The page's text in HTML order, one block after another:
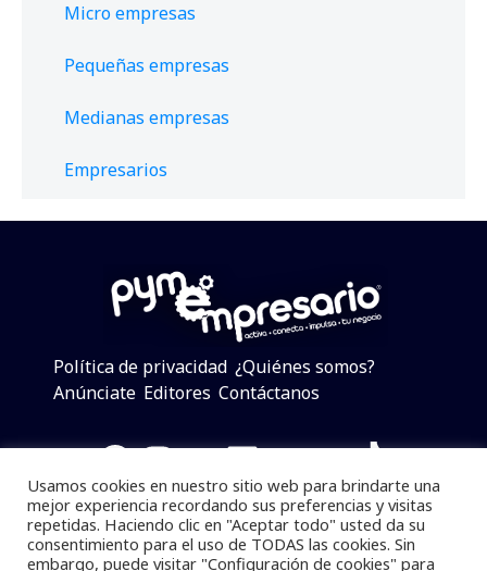
Micro empresas
Pequeñas empresas
Medianas empresas
Empresarios
Política de privacidad ¿Quiénes somos?
Anúnciate Editores Contáctanos
Facebook
Instagram
Twitter
LinkedIn
Telegram
YouTube
TikTok
Pymempresario © 2025 Todos los derechos reservados.
Usamos cookies en nuestro sitio web para brindarte una
mejor experiencia recordando sus preferencias y visitas
repetidas. Haciendo clic en "Aceptar todo" usted da su
consentimiento para el uso de TODAS las cookies. Sin
embargo, puede visitar "Configuración de cookies" para